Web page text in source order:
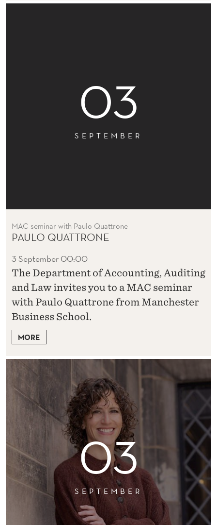
03
SEPTEMBER
MAC seminar with Paulo Quattrone
PAULO QUATTRONE
3 September 00:00
The Department of Accounting, Auditing
and Law invites you to a MAC seminar
with Paulo Quattrone from Manchester
Business School.
MORE
03
SEPTEMBER